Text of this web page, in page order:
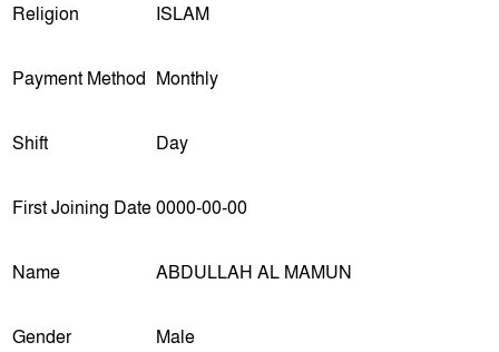
Religion ISLAM
Payment Method Monthly
Shift Day
First Joining Date0000-00-00
Name ABDULLAH AL MAMUN
Gender Male